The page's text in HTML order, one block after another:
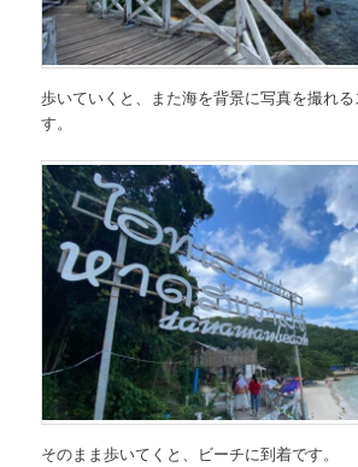
歩いていくと、また海を背景に写真を撮れ
す。
そのまま歩いてくと、ビーチに到着です。